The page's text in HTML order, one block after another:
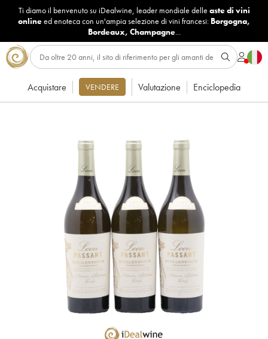
Ti diamo il benvenuto su iDealwine, leader mondiale delle aste di vini
onlineed enoteca con un'ampia selezione di vini francesi: Borgogna,
Bordeaux, Champagne...
Acquistare VENDERE Valutazione Enciclopedia